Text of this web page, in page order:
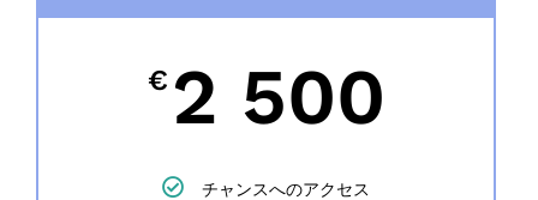
€ 2 500
チャンスへのアクセス